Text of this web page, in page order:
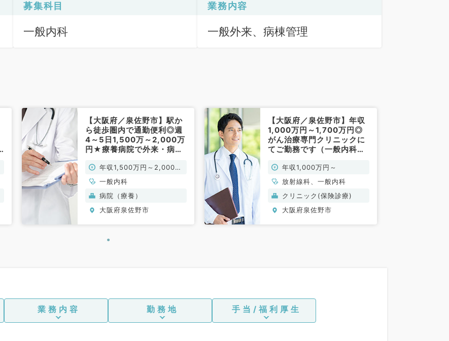
募集科目
一般内科
業務内容
一般外来、病棟管理
【大阪府／泉佐野市】駅か
ら徒歩圏内で通勤便利◎週
4～5日1,500万～2,000万
円★療養病院で外来・病棟
科／常勤）
年収1,500万円～2,000万
一般内科
病院（療養）
大阪府泉佐野市
【大阪府／泉佐野市】年収
1,000万円～1,700万円◎
がん治療専門クリニックに
てご勤務です（一般内科・
年収1,000万円～
放射線科、一般内科
クリニック(保険診療)
大阪府泉佐野市
業務内容 勤務地 手当/福利厚生